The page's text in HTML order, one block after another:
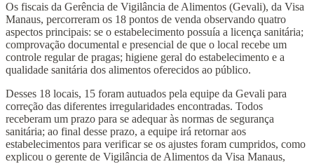
Os fiscais da Gerência de Vigilância de Alimentos (Gevali), da Visa
Manaus, percorreram os 18 pontos de venda observando quatro
aspectos principais: se o estabelecimento possuía a licença sanitária;
comprovação documental e presencial de que o local recebe um
controle regular de pragas; higiene geral do estabelecimento e a
qualidade sanitária dos alimentos oferecidos ao público.
Desses 18 locais, 15 foram autuados pela equipe da Gevali para
correção das diferentes irregularidades encontradas. Todos
receberam um prazo para se adequar às normas de segurança
sanitária; ao final desse prazo, a equipe irá retornar aos
estabelecimentos para verificar se os ajustes foram cumpridos, como
explicou o gerente de Vigilância de Alimentos da Visa Manaus,